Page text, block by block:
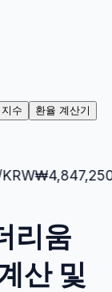
수 환율 계산기
4,847,250($
리움
산 및